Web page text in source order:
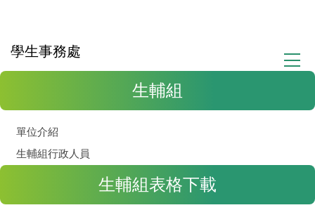
要
內
學生事務處
生輔組
單位介紹
生輔組行政人員
生輔組表格下載